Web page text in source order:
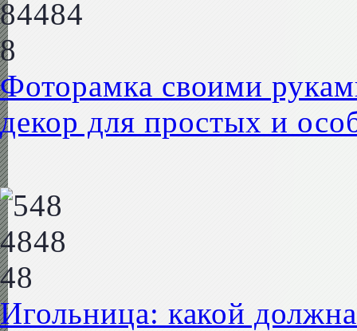
Фоторамка своими
декор для простых и
Игольница: какой